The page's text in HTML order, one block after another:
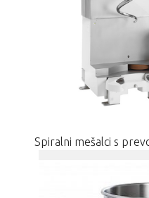
Spiralni mešalci s